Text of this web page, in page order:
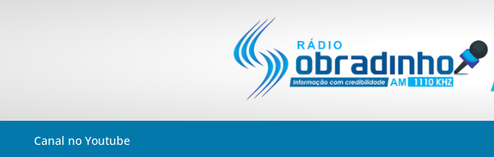
Canal no Youtube